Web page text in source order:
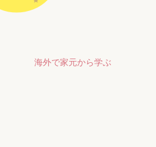
海外で家元から学ぶ